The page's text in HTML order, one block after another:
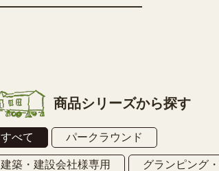
商品シリーズから探す
すべて パークラウンド
建築・建設会社様専用 グランピング